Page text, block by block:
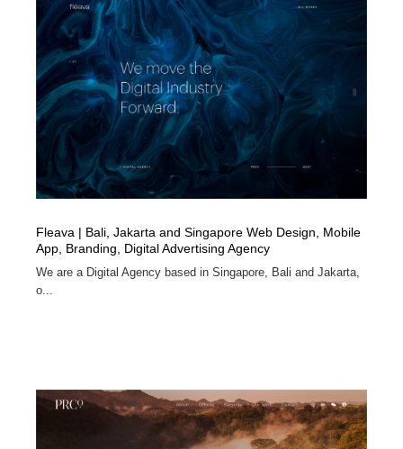
Fleava | Bali, Jakarta and Singapore Web Design, Mobile
App, Branding, Digital Advertising Agency
We are a Digital Agency based in Singapore, Bali and Jakarta,
o...